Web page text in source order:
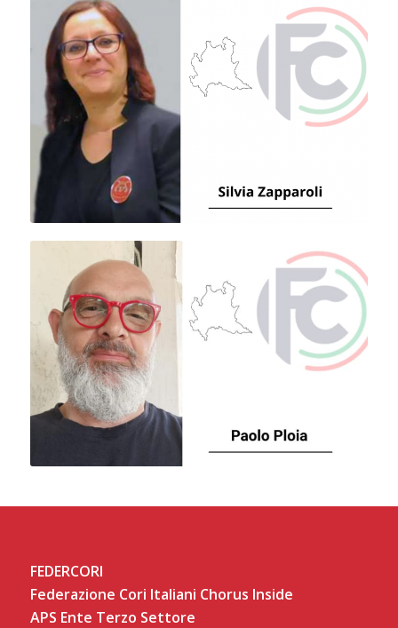
FEDERCORI
Federazione Cori Italiani Chorus Inside
APS Ente Terzo Settore